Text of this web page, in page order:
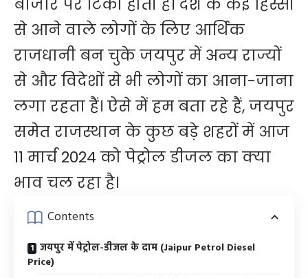
बाजार पर टिकी होती है। देश के कई हिस्सों
से आने वाले लोगों के लिए आर्थिक
राजधानी बन चुके जयपुर में अन्य राज्यों
से और विदेशों से भी लोगों का आना-जाना
लगा रहता हैं। ऐसे में हम बता रहे हैं, जयपुर
समेत राजस्थान के कुछ बड़े शहरों में आज
11 मार्च 2024 को पेट्रोल डीजल का क्या
भाव चल रहा है।
Contents
जयपुर में पेट्रोल-डीजल के दाम (Jaipur Petrol Diesel
Price)